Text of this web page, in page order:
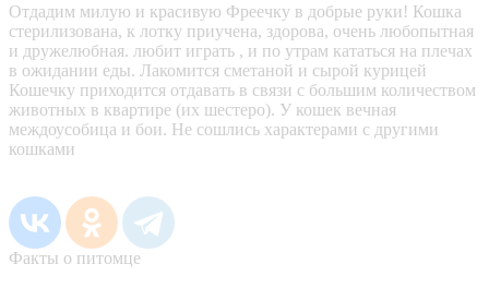
Отдадим милую и красивую Фреечку в добрые руки! Кошка
стерилизована, к лотку приучена, здорова, очень любопытная
и дружелюбная. любит играть , и по утрам кататься на плечах
в ожидании еды. Лакомится сметаной и сырой курицей
Кошечку приходится отдавать в связи с большим количеством
животных в квартире (их шестеро). У кошек вечная
междоусобица и бои. Не сошлись характерами с другими
кошками
Факты о питомце